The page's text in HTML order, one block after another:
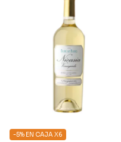
-5% EN CAJA X6